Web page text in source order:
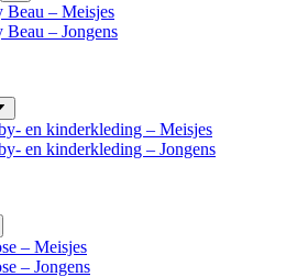
Beau – Meisjes
Beau – Jongens
en kinderkleding – Meisjes
en kinderkleding – Jongens
– Meisjes
– Jongens